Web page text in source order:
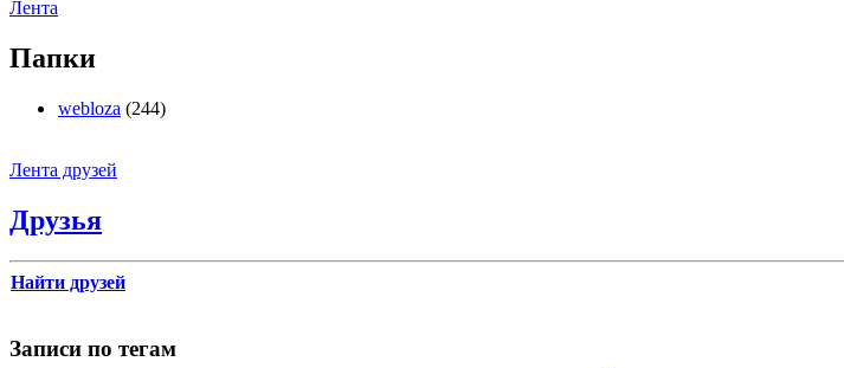
Лента
Папки
webloza (244)
Лента друзей
Друзья
Найти друзей
Записи по тегам